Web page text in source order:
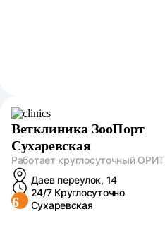
Ветклиника ЗооПорт
Сухаревская
Работает круглосуточный ОРИТ
Даев переулок, 14
24/7 Круглосуточно
6 Сухаревская